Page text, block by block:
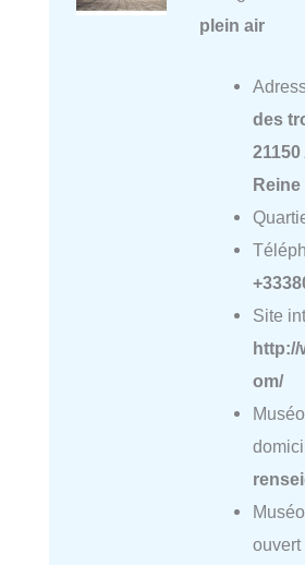
plein air
des
Reine
Site
http://
om/
ouvert